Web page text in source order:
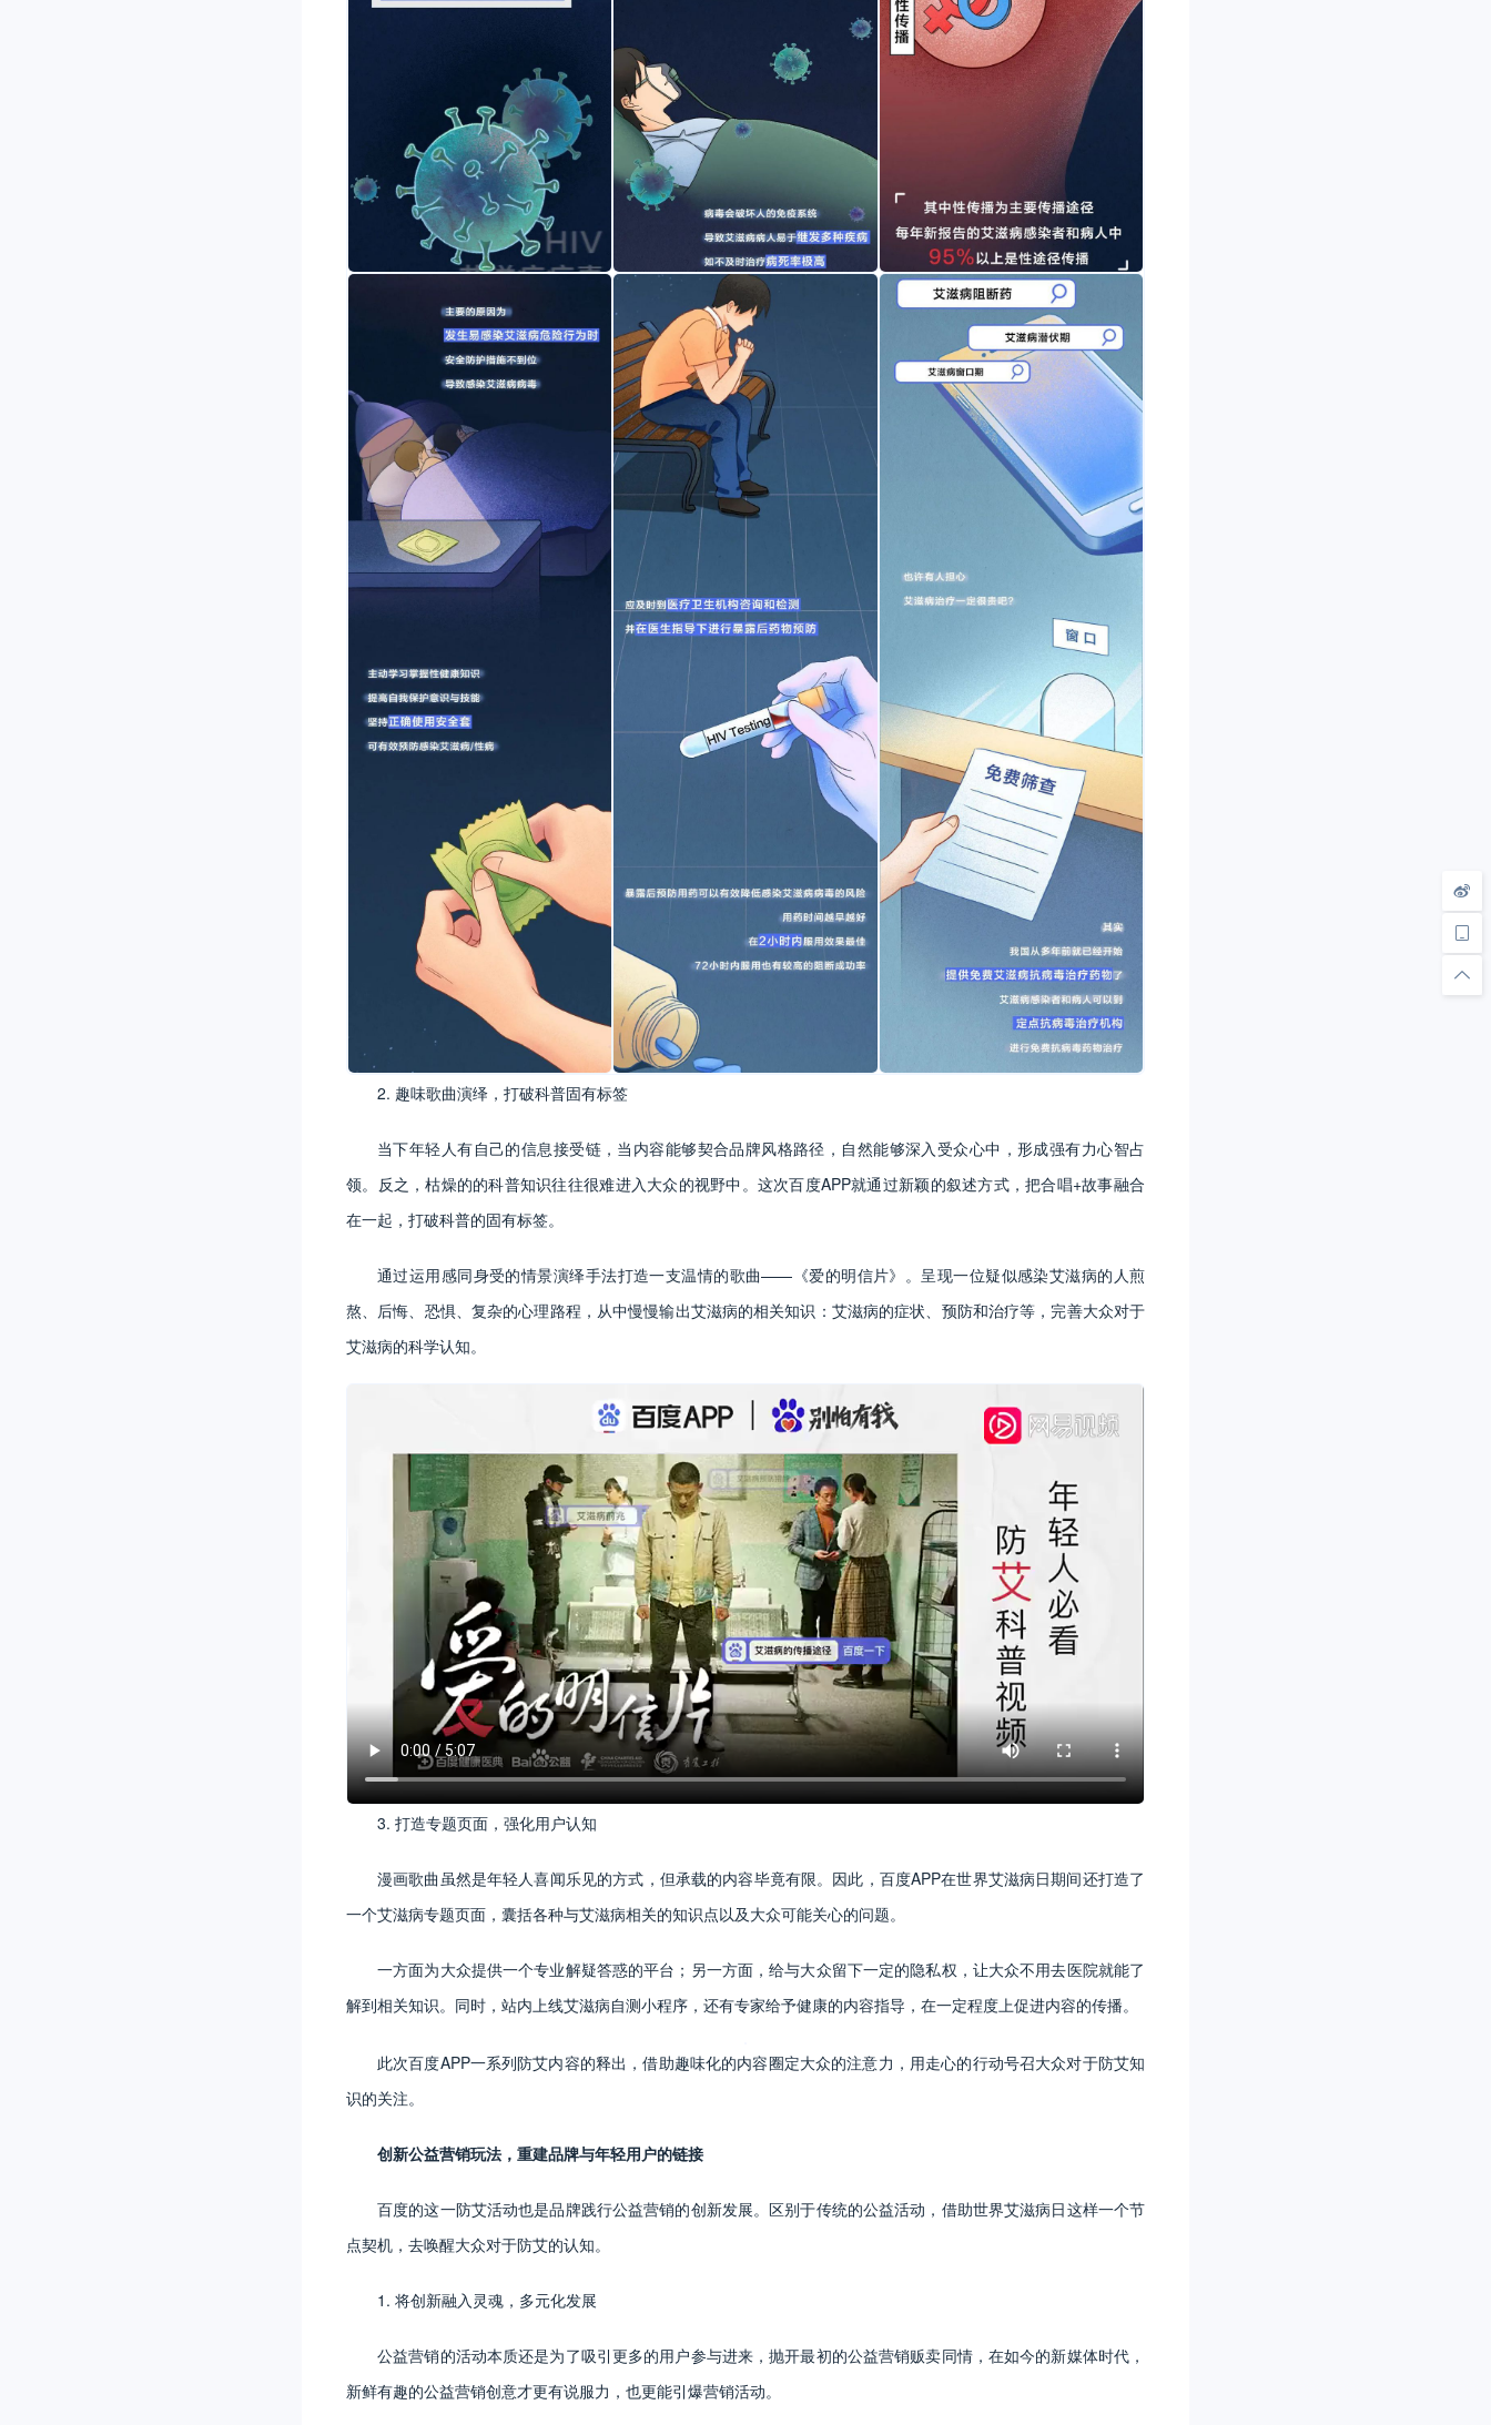
2. 趣味歌曲演绎，打破科普固有标签
当下年轻人有自己的信息接受链，当内容能够契合品牌风格路径，自然能够深入受众心中，形成强有力心智占
领。反之，枯燥的的科普知识往往很难进入大众的视野中。这次百度APP就通过新颖的叙述方式，把合唱+故事融合
在一起，打破科普的固有标签。
通过运用感同身受的情景演绎手法打造一支温情的歌曲——《爱的明信片》。呈现一位疑似感染艾滋病的人煎
熬、后悔、恐惧、复杂的心理路程，从中慢慢输出艾滋病的相关知识：艾滋病的症状、预防和治疗等，完善大众对于
艾滋病的科学认知。
3. 打造专题页面，强化用户认知
漫画歌曲虽然是年轻人喜闻乐见的方式，但承载的内容毕竟有限。因此，百度APP在世界艾滋病日期间还打造了
一个艾滋病专题页面，囊括各种与艾滋病相关的知识点以及大众可能关心的问题。
一方面为大众提供一个专业解疑答惑的平台；另一方面，给与大众留下一定的隐私权，让大众不用去医院就能了
解到相关知识。同时，站内上线艾滋病自测小程序，还有专家给予健康的内容指导，在一定程度上促进内容的传播。
此次百度APP一系列防艾内容的释出，借助趣味化的内容圈定大众的注意力，用走心的行动号召大众对于防艾知
识的关注。
创新公益营销玩法，重建品牌与年轻用户的链接
百度的这一防艾活动也是品牌践行公益营销的创新发展。区别于传统的公益活动，借助世界艾滋病日这样一个节
点契机，去唤醒大众对于防艾的认知。
1. 将创新融入灵魂，多元化发展
公益营销的活动本质还是为了吸引更多的用户参与进来，抛开最初的公益营销贩卖同情，在如今的新媒体时代，
新鲜有趣的公益营销创意才更有说服力，也更能引爆营销活动。